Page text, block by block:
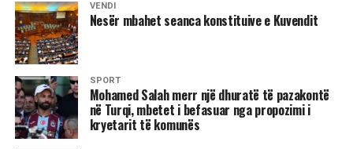
“Qëllimi i LDK ka qenë të gjendet zgjidhja, jo të merremi
kush kë po e mund, po e mashtron, po e vonon. Në këtë
pikë me keqardhje them se jemi në rrugë që nuk jep
Lideri i LDK-së bëri me dije se partia e tij ka kërkuar që ta
propozojë emrin për postin e presidentit.
VENDI
Nesër mbahet seanca konstituive e Kuvendit
SPORT
Mohamed Salah merr një dhuratë të pazakontë
në Turqi, mbetet i befasuar nga propozimi i
kryetarit të komunës